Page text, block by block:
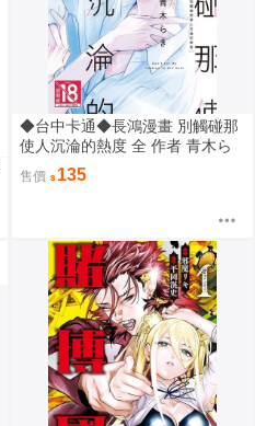
◆台中卡通◆長鴻漫畫 別觸碰那
使人沉淪的熱度 全 作者 青木ら
き 送尼采書套
售價 135